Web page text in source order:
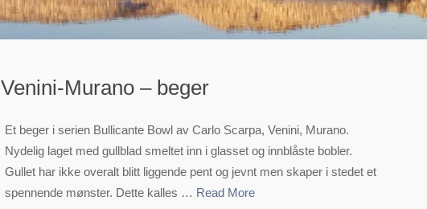
Venini-Murano – beger
Et beger i serien Bullicante Bowl av Carlo Scarpa, Venini, Murano.
Nydelig laget med gullblad smeltet inn i glasset og innblåste bobler.
Gullet har ikke overalt blitt liggende pent og jevnt men skaper i stedet et
spennende mønster. Dette kalles … Read More